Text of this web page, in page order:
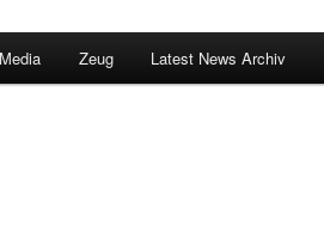
Zeug Latest News Archiv